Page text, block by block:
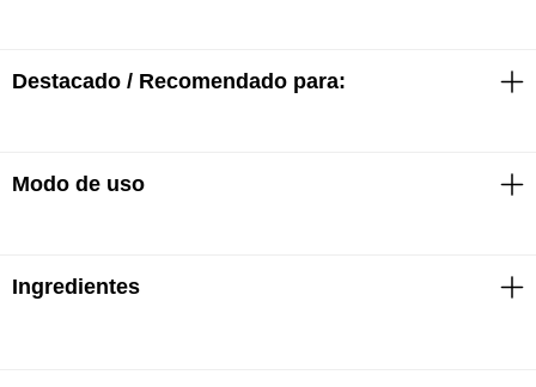
Destacado / Recomendado para:
Shampoo
salón en casa
Modo de uso
Shampoo
Ingredientes